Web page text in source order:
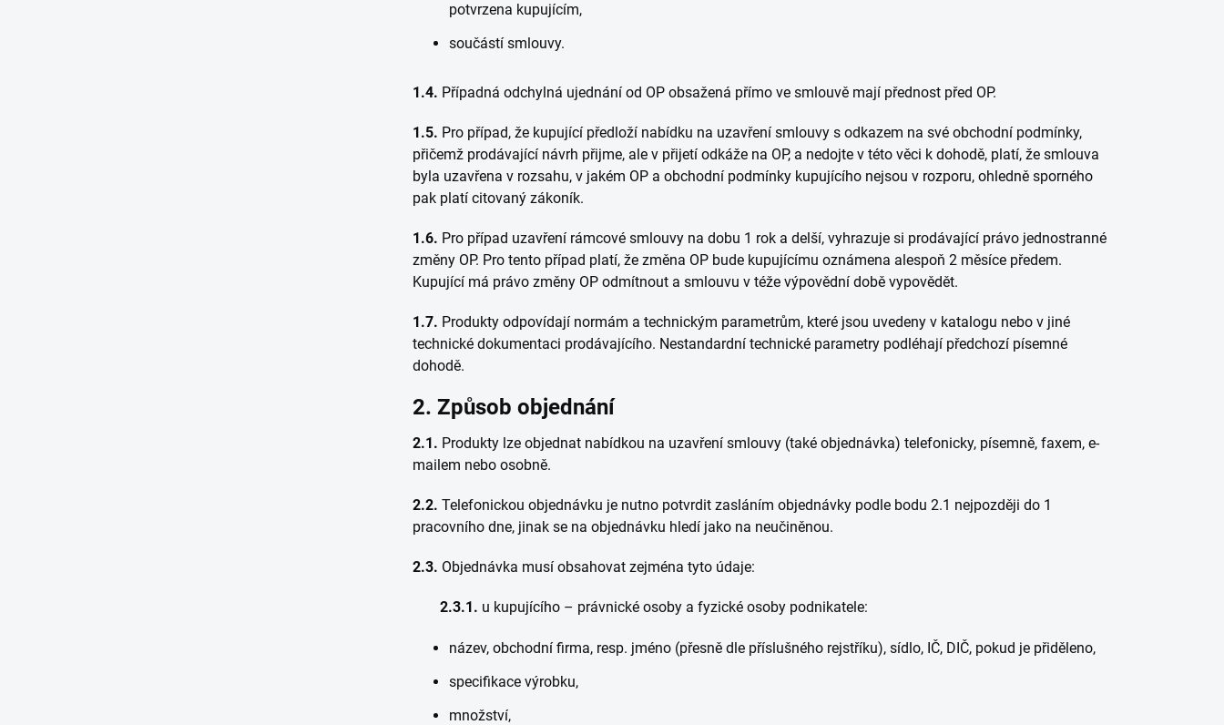
potvrzena kupujícím,
součástí smlouvy.
1.4. Případná odchylná ujednání od OP obsažená přímo ve smlouvě mají přednost před OP.
1.5. Pro případ, že kupující předloží nabídku na uzavření smlouvy s odkazem na své obchodní podmínky,
přičemž prodávající návrh přijme, ale v přijetí odkáže na OP, a nedojte v této věci k dohodě, platí, že smlouva
byla uzavřena v rozsahu, v jakém OP a obchodní podmínky kupujícího nejsou v rozporu, ohledně sporného
pak platí citovaný zákoník.
1.6. Pro případ uzavření rámcové smlouvy na dobu 1 rok a delší, vyhrazuje si prodávající právo jednostranné
změny OP. Pro tento případ platí, že změna OP bude kupujícímu oznámena alespoň 2 měsíce předem.
Kupující má právo změny OP odmítnout a smlouvu v téže výpovědní době vypovědět.
1.7. Produkty odpovídají normám a technickým parametrům, které jsou uvedeny v katalogu nebo v jiné
technické dokumentaci prodávajícího. Nestandardní technické parametry podléhají předchozí písemné
dohodě.
2. Způsob objednání
2.1. Produkty lze objednat nabídkou na uzavření smlouvy (také objednávka) telefonicky, písemně, faxem, e-
mailem nebo osobně.
2.2. Telefonickou objednávku je nutno potvrdit zasláním objednávky podle bodu 2.1 nejpozději do 1
pracovního dne, jinak se na objednávku hledí jako na neučiněnou.
2.3. Objednávka musí obsahovat zejména tyto údaje:
2.3.1. u kupujícího – právnické osoby a fyzické osoby podnikatele:
název, obchodní firma, resp. jméno (přesně dle příslušného rejstříku), sídlo, IČ, DIČ, pokud je přiděleno,
specifikace výrobku,
množství,